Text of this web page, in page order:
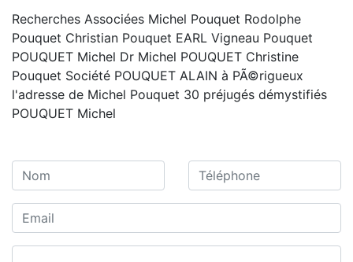
Recherches Associées Michel Pouquet Rodolphe
Pouquet Christian Pouquet EARL Vigneau Pouquet
POUQUET Michel Dr Michel POUQUET Christine
Pouquet Société POUQUET ALAIN à PÃ©rigueux
l'adresse de Michel Pouquet 30 préjugés démystifiés
POUQUET Michel